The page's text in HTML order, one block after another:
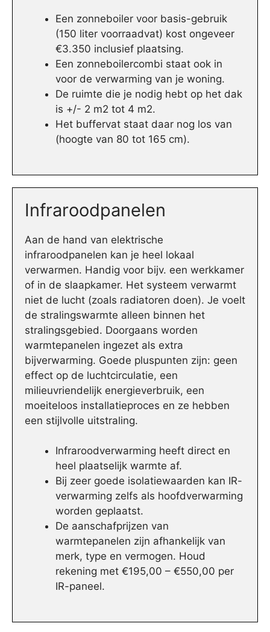
Een zonneboiler voor basis-gebruik
(150 liter voorraadvat) kost ongeveer
€3.350 inclusief plaatsing.
Een zonneboilercombi staat ook in
voor de verwarming van je woning.
De ruimte die je nodig hebt op het dak
is +/- 2 m2 tot 4 m2.
Het buffervat staat daar nog los van
(hoogte van 80 tot 165 cm).
Infraroodpanelen
Aan de hand van elektrische
infraroodpanelen kan je heel lokaal
verwarmen. Handig voor bijv. een werkkamer
of in de slaapkamer. Het systeem verwarmt
niet de lucht (zoals radiatoren doen). Je voelt
de stralingswarmte alleen binnen het
stralingsgebied. Doorgaans worden
warmtepanelen ingezet als extra
bijverwarming. Goede pluspunten zijn: geen
effect op de luchtcirculatie, een
milieuvriendelijk energieverbruik, een
moeiteloos installatieproces en ze hebben
een stijlvolle uitstraling.
Infraroodverwarming heeft direct en
heel plaatselijk warmte af.
Bij zeer goede isolatiewaarden kan IR-
verwarming zelfs als hoofdverwarming
worden geplaatst.
De aanschafprijzen van
warmtepanelen zijn afhankelijk van
merk, type en vermogen. Houd
rekening met €195,00 – €550,00 per
IR-paneel.